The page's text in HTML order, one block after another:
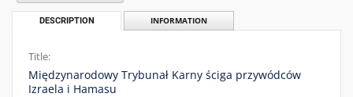
DESCRIPTION INFORMATION
Title:
Międzynarodowy Trybunał Karny ściga przywódców
Izraela i Hamasu